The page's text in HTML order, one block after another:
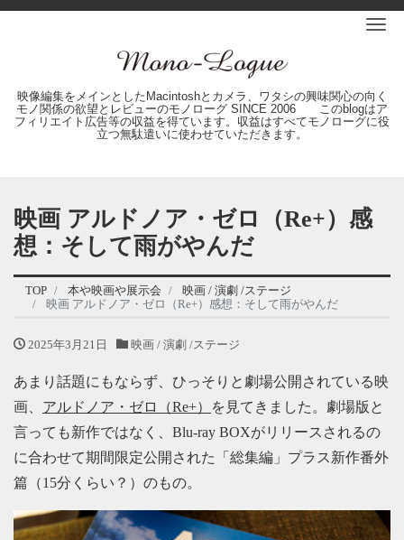
映像編集をメインとしたMacintoshとカメラ、ワタシの興味関心の向く
モノ関係の欲望とレビューのモノローグ SINCE 2006 このblogはア
フィリエイト広告等の収益を得ています。収益はすべてモノローグに役
立つ無駄遣いに使わせていただきます。
映画 アルドノア・ゼロ（Re+）感
想：そして雨がやんだ
TOP 本や映画や展示会
映画 / 演劇 /ステージ
映画 アルドノア・ゼロ（Re+）感想：そして雨がやんだ
2025年3月21日 映画 / 演劇 /ステージ
あまり話題にもならず、ひっそりと劇場公開されている映
画、 アルドノア・ゼロ（Re+）
を見てきました。劇場版と
言っても新作ではなく、Blu-ray BOXがリリースされるの
に合わせて期間限定公開された「総集編」プラス新作番外
篇（15分くらい？）のもの。